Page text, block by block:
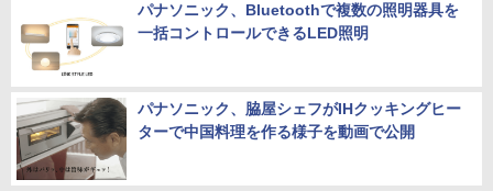
パナソニック、Bluetoothで複数の照明器具を
一括コントロールできるLED照明
パナソニック、脇屋シェフがIHクッキングヒー
ターで中国料理を作る様子を動画で公開